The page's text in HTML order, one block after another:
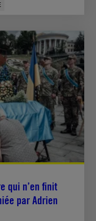
qui n’en finit
par Adrien